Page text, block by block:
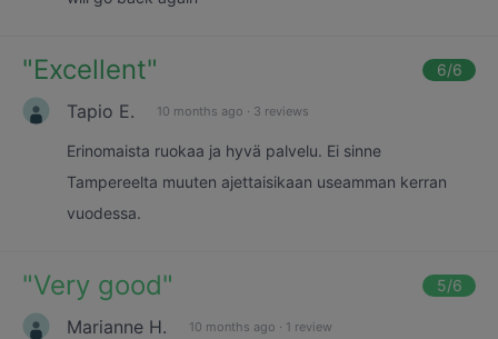
"Excellent" 6/6
Tapio E. 10 months ago · 3 reviews
Erinomaista ruokaa ja hyvä palvelu. Ei sinne
Tampereelta muuten ajettaisikaan useamman kerran
vuodessa.
"Very good" 5/6
Marianne H. 10 months ago · 1 review